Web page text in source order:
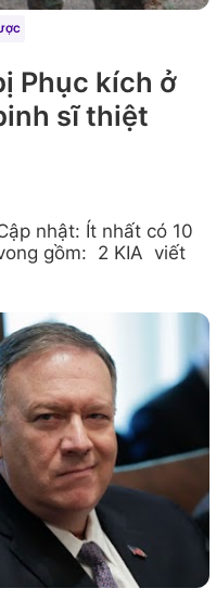
Phục kích ở
sĩ thiệt
nhật: Ít nhất có 10
gồm: 2 KIA viết